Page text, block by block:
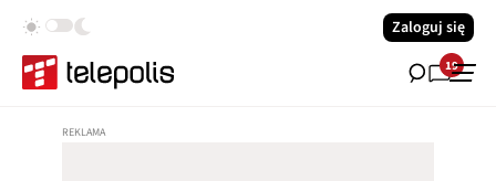
Zaloguj się
19